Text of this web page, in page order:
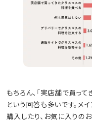
もちろん、「実店舗で買っ
という回答も多いです。メ
購入したり、お気に入りの